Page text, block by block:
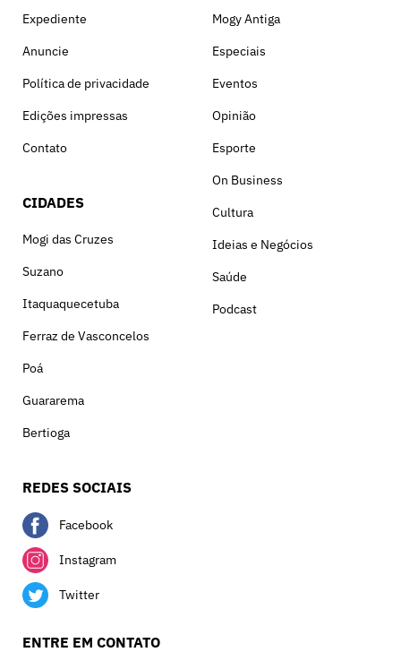
Expediente
Anuncie
Política de privacidade
Edições impressas
Contato
CIDADES
Mogi das Cruzes
Suzano
Itaquaquecetuba
Ferraz de Vasconcelos
Poá
Guararema
Bertioga
Mogy Antiga
Especiais
Eventos
Opinião
Esporte
On Business
Cultura
Ideias e Negócios
Saúde
Podcast
REDES SOCIAIS
Facebook
Instagram
Twitter
ENTRE EM CONTATO